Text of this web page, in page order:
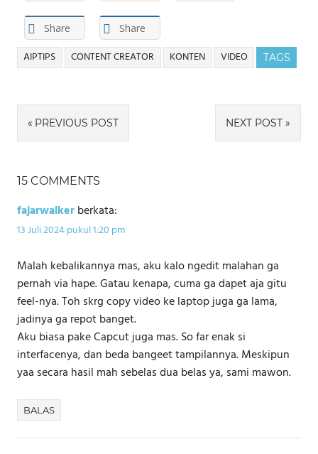
Share Share
TAGS
AIPTIPS CONTENT CREATOR KONTEN VIDEO
Navigasi
pos
PREVIOUS POST NEXT POST
15 COMMENTS
fajarwalkerberkata:
13 Juli 2024 pukul 1:20 pm
Malah kebalikannya mas, aku kalo ngedit malahan ga
pernah via hape. Gatau kenapa, cuma ga dapet aja gitu
feel-nya. Toh skrg copy video ke laptop juga ga lama,
jadinya ga repot banget.
Aku biasa pake Capcut juga mas. So far enak si
interfacenya, dan beda bangeet tampilannya. Meskipun
yaa secara hasil mah sebelas dua belas ya, sami mawon.
BALAS